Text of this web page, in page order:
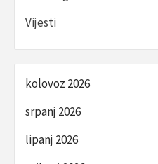
Vijesti
kolovoz 2026
srpanj 2026
lipanj 2026